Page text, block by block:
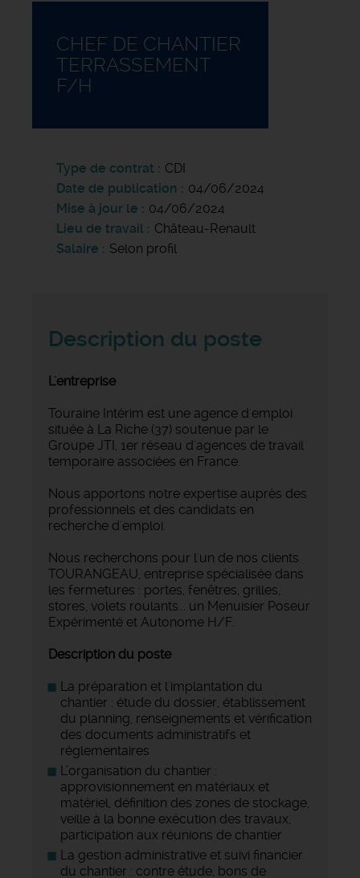
CHEF DE CHANTIER
TERRASSEMENT
F/H
Type de contrat
CDI
Date de publication
04/06/2024
Mise à jour le
04/06/2024
Lieu de travail
Château-Renault
Salaire
Selon profil
Description du poste
L'entreprise
Touraine Intérim est une agence d'emploi
située à La Riche (37) soutenue par le
Groupe JTI, 1er réseau d'agences de travail
temporaire associées en France.
Nous apportons notre expertise auprès des
professionnels et des candidats en
recherche d'emploi.
Nous recherchons pour l'un de nos clients
TOURANGEAU, entreprise spécialisée dans
les fermetures : portes, fenêtres, grilles,
stores, volets roulants... un Menuisier Poseur
Expérimenté et Autonome H/F.
Description du poste
La préparation et l'implantation du
chantier : étude du dossier, établissement
du planning, renseignements et vérification
des documents administratifs et
réglementaires
L’organisation du chantier :
approvisionnement en matériaux et
matériel, définition des zones de stockage,
veille à la bonne exécution des travaux,
participation aux réunions de chantier
La gestion administrative et suivi financier
du chantier : contre étude, bons de